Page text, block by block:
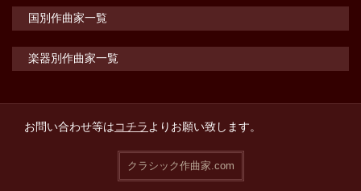
国別作曲家一覧
楽器別作曲家一覧
お問い合わせ等はコチラよりお願い致します。
クラシック作曲家.com